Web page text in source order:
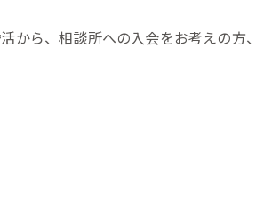
から、相談所への入会をお考えの方